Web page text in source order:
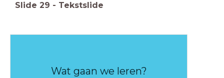
Slide 29 - Tekstslide
Wat gaan we leren?